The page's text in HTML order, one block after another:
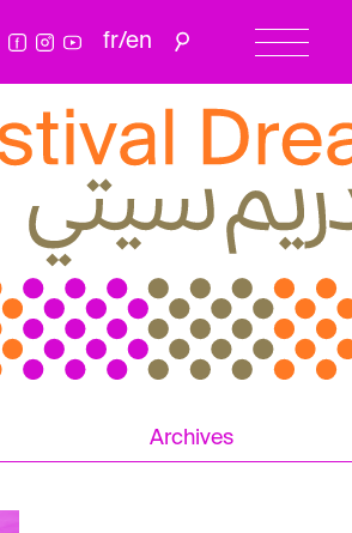
fr/en
Archives